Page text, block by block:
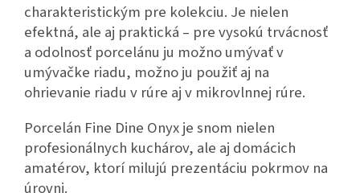
charakteristickým pre kolekciu. Je nielen
efektná, ale aj praktická – pre vysokú trvácnosť
a odolnosť porcelánu ju možno umývať v
umývačke riadu, možno ju použiť aj na
ohrievanie riadu v rúre aj v mikrovlnnej rúre.
Porcelán Fine Dine Onyx je snom nielen
profesionálnych kuchárov, ale aj domácich
amatérov, ktorí milujú prezentáciu pokrmov na
úrovni.